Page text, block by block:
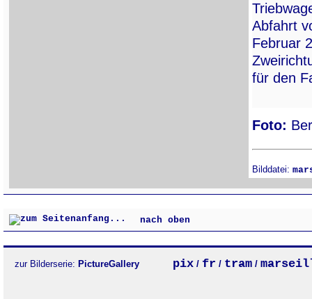
Abfahrt
Februar
für den
Foto:
Bilddatei:
nach oben
zur Bilderserie: PictureGallery pix / fr / tram /